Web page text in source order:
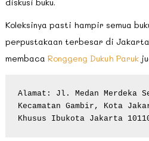
Koleksinya pasti hampir semua
perpustakaan terbesar di
membaca Ronggeng Dukuh Paruk
Alamat: Jl. Medan Merdeka
Kecamatan Gambir, Kota
Khusus Ibukota Jakarta